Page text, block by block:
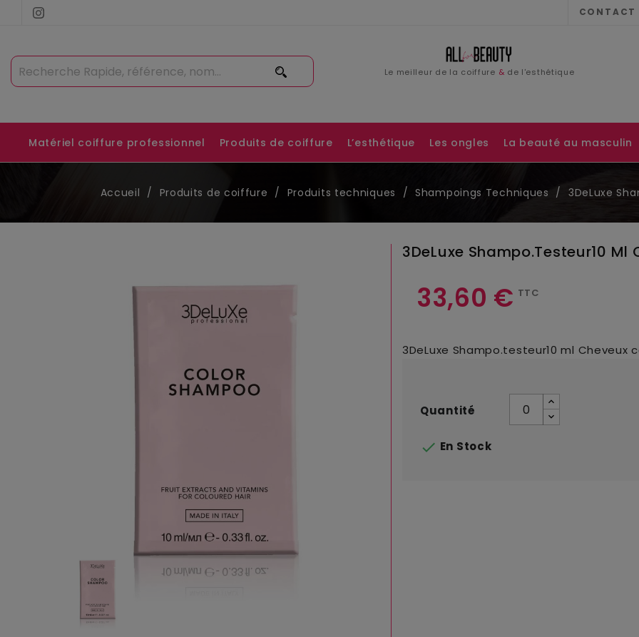
CONTACT
Le meilleur de la coiffure & de l'esthétique
Password
Matériel coiffure professionnel Produits de coiffure L’esthétique Les ongles La beauté au masculin
Accueil Produits de coiffure Produits techniques Shampoings Techniques 3DeLuxe
3DeLuxe Shampo.testeur10 Ml
33,60 € TTC
3DeLuxe Shampo.testeur10 ml Cheveux
Quantité
 En Stock